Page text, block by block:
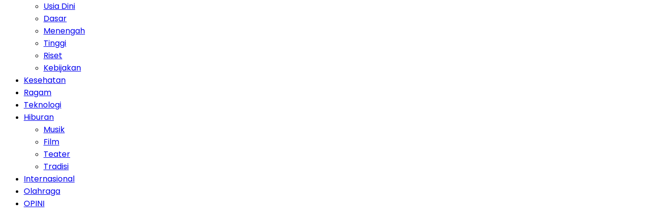
Usia Dini
Dasar
Menengah
Tinggi
Riset
Kebijakan
Kesehatan
Ragam
Teknologi
Hiburan
Musik
Film
Teater
Tradisi
Internasional
Olahraga
OPINI